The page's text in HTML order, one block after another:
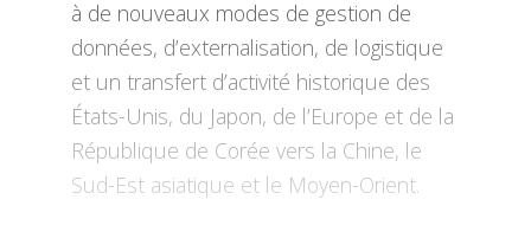
à de nouveaux modes de gestion de
données, d’externalisation, de logistique
et un transfert d’activité historique des
États-Unis, du Japon, de l’Europe et de la
République de Corée vers la Chine, le
Sud-Est asiatique et le Moyen-Orient.